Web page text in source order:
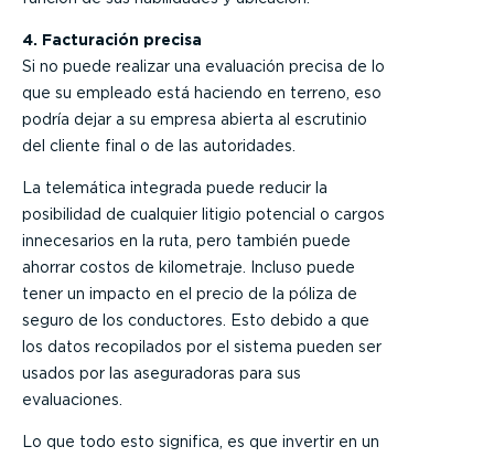
4. Facturación precisa
Si no puede realizar una evaluación precisa de lo
que su empleado está haciendo en terreno, eso
podría dejar a su empresa abierta al escrutinio
del cliente final o de las autoridades.
La telemática integrada puede reducir la
posibilidad de cualquier litigio potencial o cargos
innecesarios en la ruta, pero también puede
ahorrar costos de kilometraje. Incluso puede
tener un impacto en el precio de la póliza de
seguro de los conductores. Esto debido a que
los datos recopilados por el sistema pueden ser
usados por las aseguradoras para sus
evaluaciones.
Lo que todo esto significa, es que invertir en un